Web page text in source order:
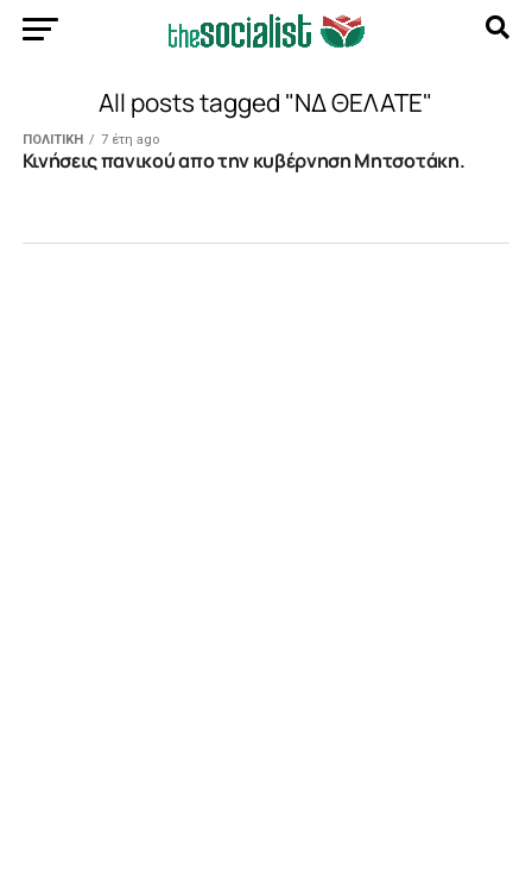
All posts tagged "ΝΔ ΘΕΛΑΤΕ"
ΠΟΛΙΤΙΚΗ 7 έτη ago
Κινήσεις πανικού απο την κυβέρνηση Μητσοτάκη.